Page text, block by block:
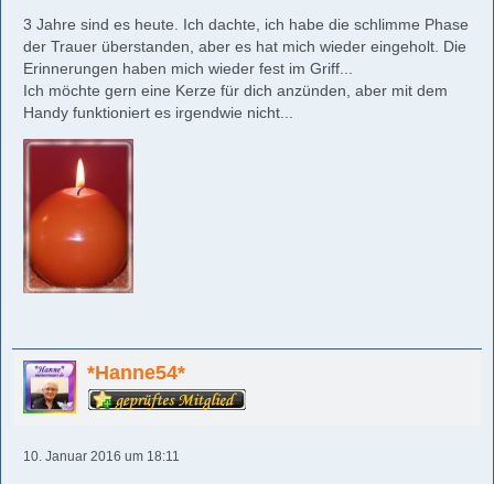
3 Jahre sind es heute. Ich dachte, ich habe die schlimme Phase
der Trauer überstanden, aber es hat mich wieder eingeholt. Die
Erinnerungen haben mich wieder fest im Griff...
Ich möchte gern eine Kerze für dich anzünden, aber mit dem
Handy funktioniert es irgendwie nicht...
*Hanne54*
10. Januar 2016 um 18:11